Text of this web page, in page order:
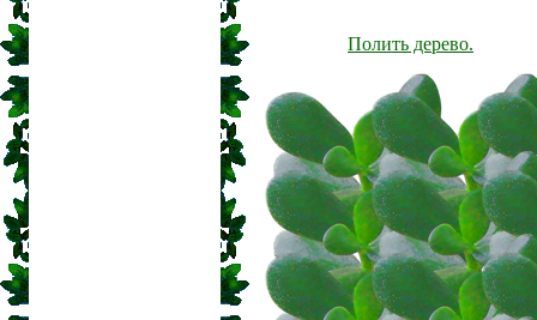
Полить дерево.